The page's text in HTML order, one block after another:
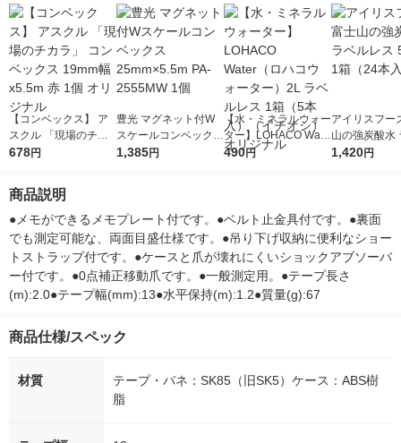
【コンベックス】 ア
スクル 「現場のチカ
ラ」 コンベックス 19
678円
豊光 マグネット付W
スケールコンベックス
25mm×5.5m PA-2555
1,385円
【水・ミネラルウォー
ター】LOHACO Wate
r（ロハコウォータ
490円
アイリスフー
山の強炭酸水
レス 500ml 1
1,420円
商品説明
●メモができるメモプレート付です。●ベルト止金具付です。●裏面
でも測定可能な、両面目盛仕様です。●吊り下げ収納に便利なショー
トストラップ付です。●ケースと爪が壊れにくいショックアブソーバ
ー付です。●0点補正移動爪です。●一般測定用。●テープ長さ
(m):2.0●テープ幅(mm):13●水平保持(m):1.2●質量(g):67
商品仕様/スペック
材質
テープ・バネ：SK85（旧SK5）ケース：ABS樹
脂